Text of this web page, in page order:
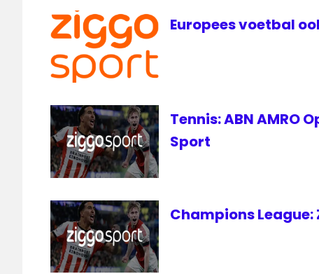
Barcelona
televisie
Ziggo
Sport
Sport
Totaal
Europees voetbal
Tennis: ABN AMRO
Sport
Champions League: